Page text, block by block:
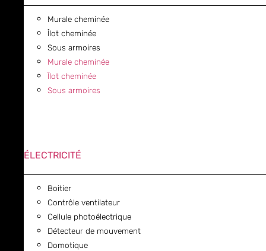
Murale cheminée
Îlot cheminée
Sous armoires
Murale cheminée
Îlot cheminée
Sous armoires
ÉLECTRICITÉ
Boitier
Contrôle ventilateur
Cellule photoélectrique
Détecteur de mouvement
Domotique